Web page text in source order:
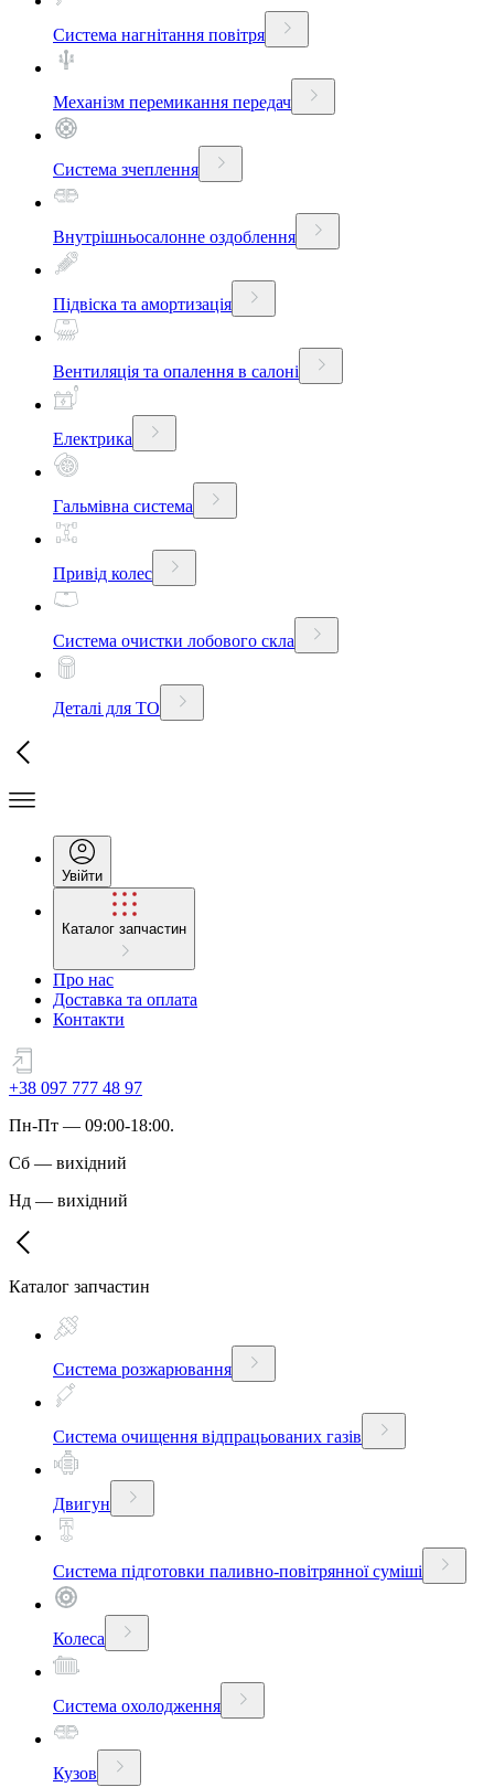
Система нагнітання повітря
Механізм перемикання передач
Система зчеплення
Внутрішньосалонне оздоблення
Підвіска та амортизація
Вентиляція та опалення в салоні
Електрика
Гальмівна система
Привід колес
Система очистки лобового скла
Деталі для ТО
Увійти
Каталог запчастин
Про нас
Доставка та оплата
Контакти
+38 097 777 48 97
Пн-Пт — 09:00-18:00.
Сб — вихідний
Нд — вихідний
Каталог запчастин
Система розжарювання
Система очищення відпрацьованих газів
Двигун
Система підготовки паливно-повітрянної суміші
Колеса
Система охолодження
Кузов